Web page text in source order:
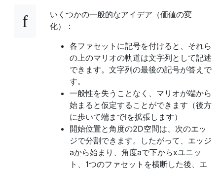
いくつかの一般的なアイデア（価値の変
化）：
各ファセットに記号を付けると、それら
の上のマリオの軌道は文字列として記述
できます。文字列の最後の記号が答えで
す。
一般性を失うことなく、マリオが端から
始まると仮定することができます（後方
に歩いて端までlを拡張します）
開始位置と角度の2D空間は、次のエッ
ジで分割できます。したがって、エッジ
aから始まり、角度aで下からxユニッ
ト、1つのファセットを横断した後、エ